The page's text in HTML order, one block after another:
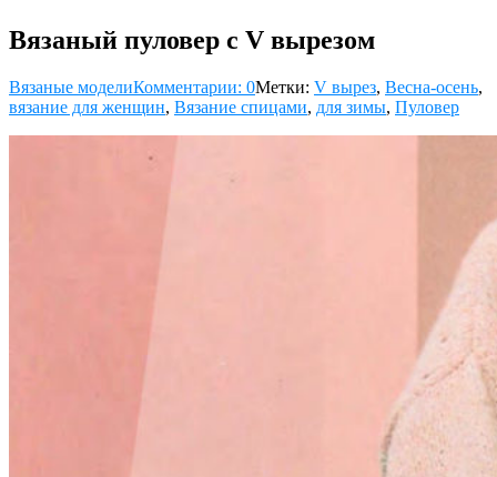
Вязаный пуловер с V вырезом
Вязаные моделиКомментарии: 0Метки: V вырез, Весна-осень,
вязание для женщин, Вязание спицами, для зимы, Пуловер